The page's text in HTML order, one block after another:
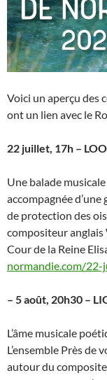
Voici un aperçu des
ont un lien avec le
22 juillet, 17h –
Une balade
accompagnée d’une
de protection des
compositeur
Cour de la Reine
normandie.com/
– 5 août, 20h30 –
L’âme musicale
L’ensemble Près
autour du